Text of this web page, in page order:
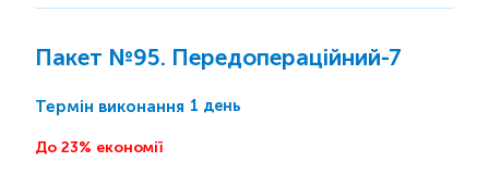
Пакет №95. Передопераційний-7
Термін виконання 1 день
До 23% економії